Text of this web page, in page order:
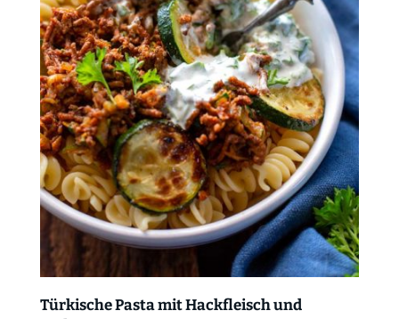
Türkische Pasta mit Hackfleisch und